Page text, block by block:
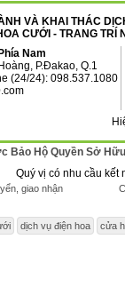
VÀ KHAI THÁC
CƯỚI - TRANG TRÍ
Nam
P.Đakao, Q.1
(24/24): 098.537.1080
Bảo Hộ Quyền Sở Hữu
Quý vị có nhu cầu kết
giao nhận
dịch vụ điện hoa cửa